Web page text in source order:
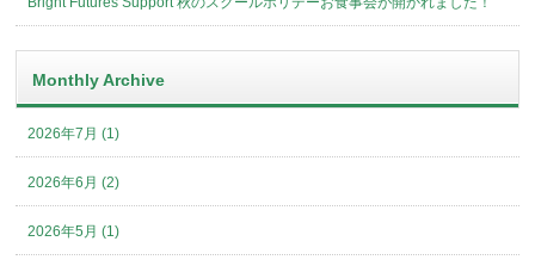
Monthly Archive
2026年7月 (1)
2026年6月 (2)
2026年5月 (1)